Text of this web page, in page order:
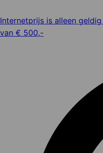
Internetprijs is alleen
van € 500,-